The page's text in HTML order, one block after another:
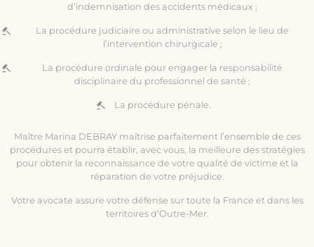
d’indemnisation des accidents médicaux ;
La procédure judiciaire ou administrative selon le lieu de
l’intervention chirurgicale ;
La procédure ordinale pour engager la responsabilité
disciplinaire du professionnel de santé ;
La procédure pénale.
Maître Marina DEBRAY maîtrise parfaitement l’ensemble de ces
procédures et pourra établir, avec vous, la meilleure des stratégies
pour obtenir la reconnaissance de votre qualité de victime et la
réparation de votre préjudice.
Votre avocate assure votre défense sur toute la France et dans les
territoires d’Outre-Mer.